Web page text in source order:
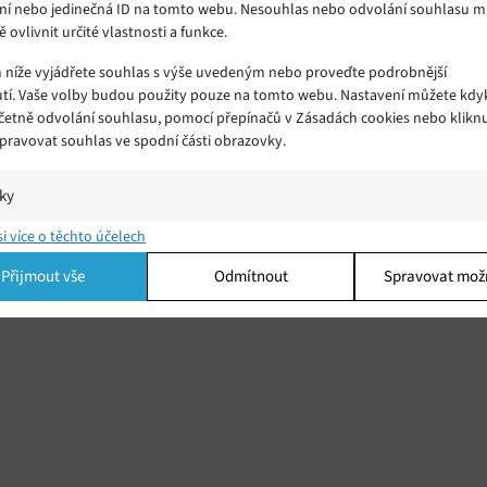
nebo jedinečná ID na tomto webu. Nesouhlas nebo odvolání souhlasu
ovlivnit určité vlastnosti a funkce.
vyjádřete souhlas s výše uvedeným nebo proveďte podrobnější
Vaše volby budou použity pouze na tomto webu. Nastavení můžete
odvolání souhlasu, pomocí přepínačů v Zásadách cookies nebo
souhlas ve spodní části obrazovky.
a/nebo přístup k informacím v zařízení, Porozumění publiku
kombinací údajů z různých zdrojů.
více o těchto účelech
Přijmout vše Odmítnout Spravovat